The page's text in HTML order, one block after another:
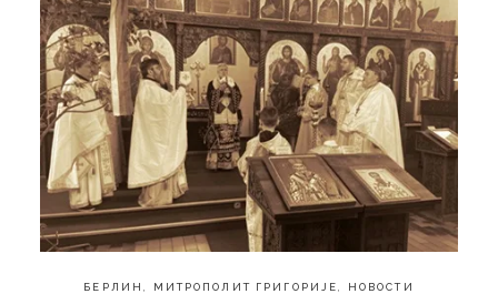
БЕРЛИН МИТРОПОЛИТ ГРИГОРИЈЕ НОВОСТИ